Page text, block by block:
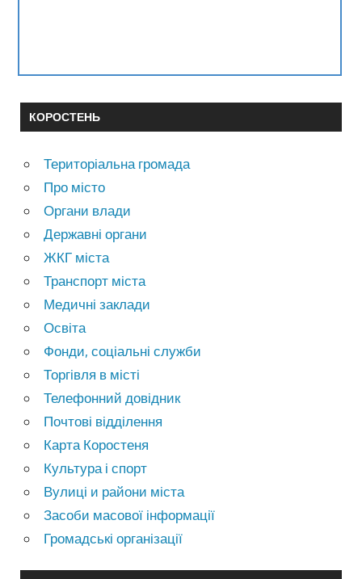
КОРОСТЕНЬ
Територіальна громада
Про місто
Органи влади
Державні органи
ЖКГ міста
Транспорт міста
Медичні заклади
Освіта
Фонди, соціальні служби
Торгівля в місті
Телефонний довідник
Почтові відділення
Карта Коростеня
Культура і спорт
Вулиці и райони міста
Засоби масової інформації
Громадські організації